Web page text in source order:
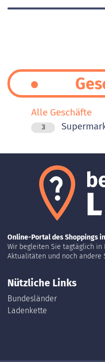
Alle Geschäfte
3
Online-Portal des Shoppings
Wir begleiten Sie tagtäglich in
Aktualitäten und noch andere
Nützliche Links
Bundesländer
Ladenkette